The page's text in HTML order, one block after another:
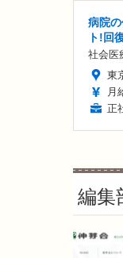
病院
ト!回
社会医
東
月
正
編集